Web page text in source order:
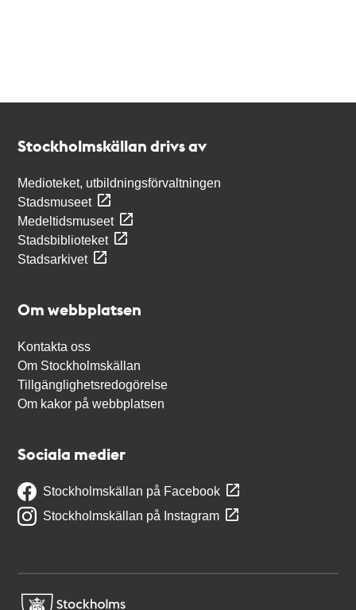
Stockholmskällan drivs av
Medioteket, utbildningsförvaltningen
Stadsmuseet
Medeltidsmuseet
Stadsbiblioteket
Stadsarkivet
Om webbplatsen
Kontakta oss
Om Stockholmskällan
Tillgänglighetsredogörelse
Om kakor på webbplatsen
Sociala medier
Stockholmskällan på Facebook
Stockholmskällan på Instagram